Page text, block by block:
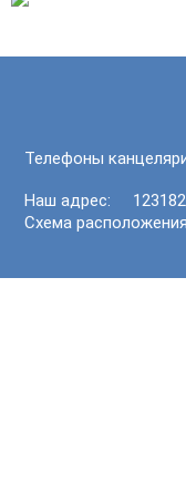
Телефоны
Наш адрес: 123182,
Схема расположения